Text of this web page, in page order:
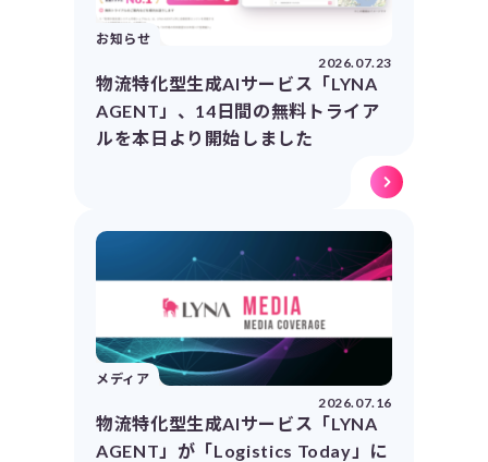
お知らせ
2026.07.23
物流特化型生成AIサービス「LYNA
AGENT」、14日間の無料トライア
ルを本日より開始しました
メディア
2026.07.16
物流特化型生成AIサービス「LYNA
AGENT」が「Logistics Today」に